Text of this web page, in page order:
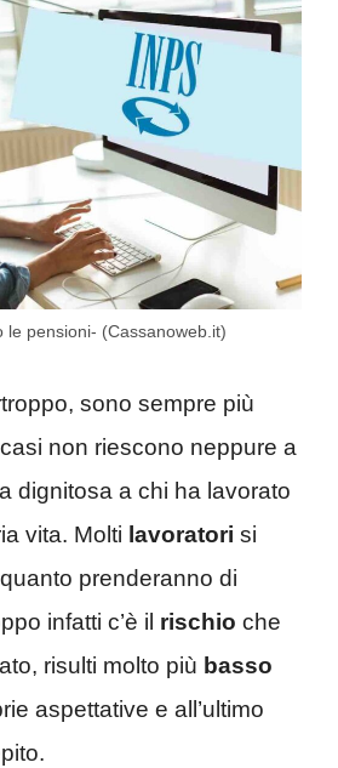
le pensioni- (Cassanoweb.it)
sono sempre più
non riescono neppure a
dignitosa a chi ha lavorato
vita. Molti lavoratori si
prenderanno di
infatti c’è il rischio che
risulti molto più basso
aspettative e all’ultimo